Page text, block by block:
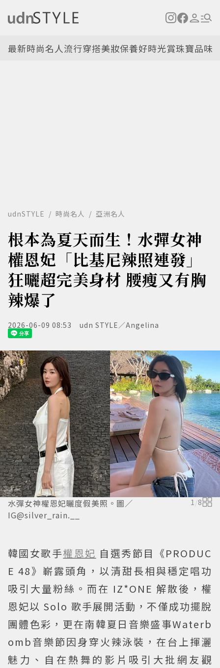
最新時尚名人流行穿搭美妝保養好時光賞珠寶品味
udnSTYLE 時尚名人 亞洲名人
根本為夏天而生！水彈女神
權恩妃「比基尼辣照連發」
狂曬超完美身材 腰瘦又有胸
辣爆了
2026-06-09 08:53 udn STYLE／Angelina
水彈女神權恩妃曬度假美照。圖／
IG@silver_rain.__
1/8
韓國女歌手權恩妃 自選秀節目《PRODUC
E 48》嶄露頭角，以清甜長相與穩定唱功
吸引大量粉絲。而在 IZ*ONE 解散後，權
恩妃以 Solo 歌手展開活動，不僅成功擺脫
團體色彩，更在南韓夏日音樂盛事Waterb
omb音樂節因身穿火辣泳裝，在台上揮灑
魅力、自在熱舞的影片吸引大批網友觀